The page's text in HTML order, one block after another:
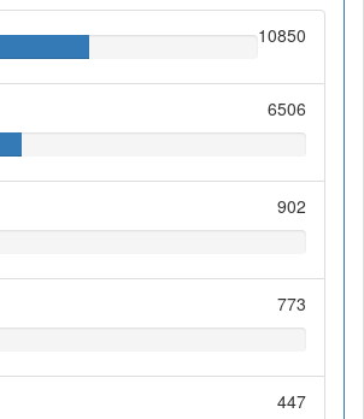
10850
6506
902
773
447